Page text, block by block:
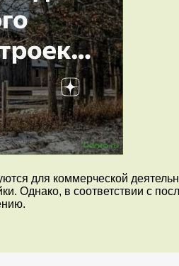
для коммерческой
Однако, в соответствии с